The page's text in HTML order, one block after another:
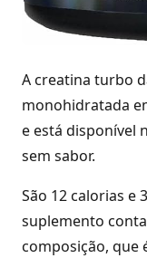
A creatina turbo
monohidratada
e está disponível
sem sabor.
São 12 calorias e
suplemento
composição, que